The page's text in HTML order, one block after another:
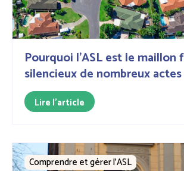
Pourquoi l’ASL est le maillon
silencieux de nombreux
Lire l'article
Comprendre et gérer l’ASL